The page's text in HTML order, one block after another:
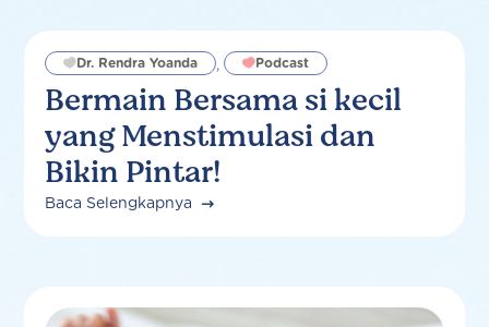
Bermain Bersama si kecil
yang Menstimulasi dan
Bikin Pintar!
Dr. Rendra Yoanda , Podcast
Baca Selengkapnya